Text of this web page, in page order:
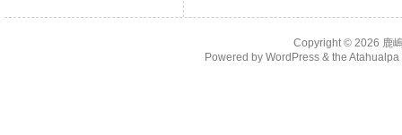
Copyright © 2026 鹿
Powered by WordPress& the Atahualpa